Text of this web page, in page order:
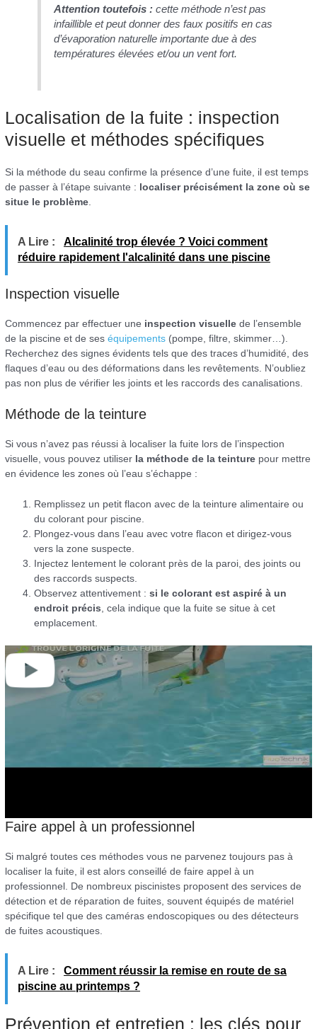
Attention toutefois :cette méthode n’est pas
infaillible et peut donner des faux positifs en cas
d’évaporation naturelle importante due à des
températures élevées et/ou un vent fort.
Localisation de la fuite : inspection
visuelle et méthodes spécifiques
Si la méthode du seau confirme la présence d’une fuite, il est temps
de passer à l’étape suivante : localiser précisément la zone où se
situe le problème
A Lire :
Alcalinité trop élevée ? Voici comment
réduire rapidement l'alcalinité dans une piscine
Inspection visuelle
Commencez par effectuer une inspection visuelle de l’ensemble
de la piscine et de seséquipements (pompe, filtre, skimmer…).
Recherchez des signes évidents tels que des traces d’humidité, des
flaques d’eau ou des déformations dans les revêtements. N’oubliez
pas non plus de vérifier les joints et les raccords des canalisations.
Méthode de la teinture
Si vous n’avez pas réussi à localiser la fuite lors de l’inspection
visuelle, vous pouvez utiliser la méthode de la teinture pour mettre
en évidence les zones où l’eau s’échappe :
Remplissez un petit flacon avec de la teinture alimentaire ou
du colorant pour piscine.
Plongez-vous dans l’eau avec votre flacon et dirigez-vous
vers la zone suspecte.
Injectez lentement le colorant près de la paroi, des joints ou
des raccords suspects.
Observez attentivement :si le colorant est aspiré à un
endroit précis, cela indique que la fuite se situe à cet
emplacement.
Faire appel à un professionnel
Si malgré toutes ces méthodes vous ne parvenez toujours pas à
localiser la fuite, il est alors conseillé de faire appel à un
professionnel. De nombreux piscinistes proposent des services de
détection et de réparation de fuites, souvent équipés de matériel
spécifique tel que des caméras endoscopiques ou des détecteurs
de fuites acoustiques.
A Lire :
Comment réussir la remise en route de sa
piscine au printemps ?
Prévention et entretien : les clés pour